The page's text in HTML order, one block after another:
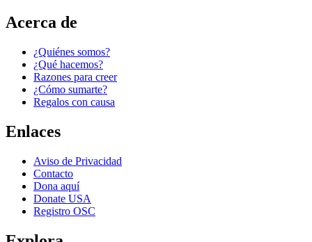
Acerca de
¿Quiénes somos?
¿Qué hacemos?
Razones para creer
¿Cómo sumarte?
Regalos con causa
Enlaces
Aviso de Privacidad
Contacto
Dona aquí
Donate USA
Registro OSC